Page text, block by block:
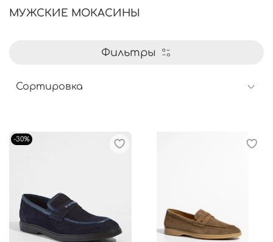
МУЖСКИЕ МОКАСИНЫ
Фильтры
-30%